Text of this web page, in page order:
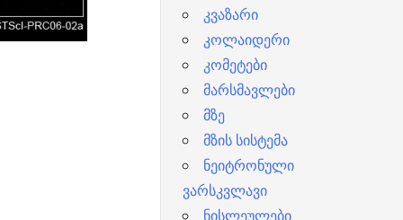
კვაზარი
კოლაიდერი
კომეტები
მარსმავლები
მზე
მზის სისტემა
ნეიტრონული
ვარსკვლავი
ნისლეულები